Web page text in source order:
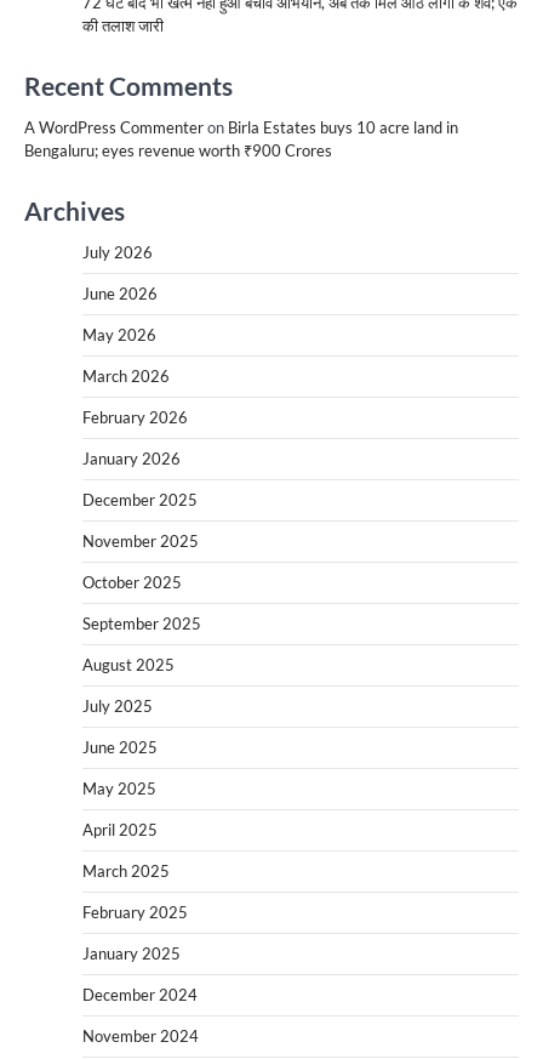
की तलाश जारी
Recent Comments
A WordPress Commenteron Birla Estates buys 10 acre land in
Bengaluru; eyes revenue worth ₹900 Crores
Archives
July 2026
June 2026
May 2026
March 2026
February 2026
January 2026
December 2025
November 2025
October 2025
September 2025
August 2025
July 2025
June 2025
May 2025
April 2025
March 2025
February 2025
January 2025
December 2024
November 2024